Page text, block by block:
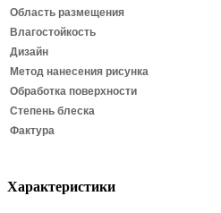
Область размещения
Влагостойкость
Дизайн
Метод нанесения рисунка
Обработка поверхности
Степень блеска
Фактура
Характеристики